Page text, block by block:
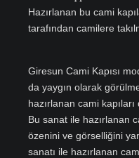
Hazırlanan bu cami
tarafından camilere
Giresun Cami Kapısı
da yaygın olarak
hazırlanan cami
Bu sanat ile hazırlanan
özenini ve görselliğini
sanatı ile hazırlanan